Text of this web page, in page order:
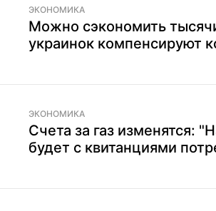
ЭКОНОМИКА
Можно сэкономить
украинок компенсируют
ЭКОНОМИКА
Счета за газ изменятся:
будет с квитанциями